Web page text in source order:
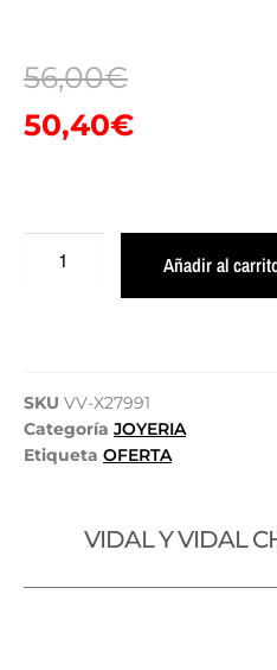
56,00€
50,40€
Añadir al
SKU VV-X27991
Categoría JOYERIA
Etiqueta OFERTA
VIDAL Y VIDAL